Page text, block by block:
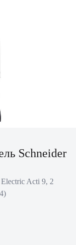
Schneider
Acti 9, 2